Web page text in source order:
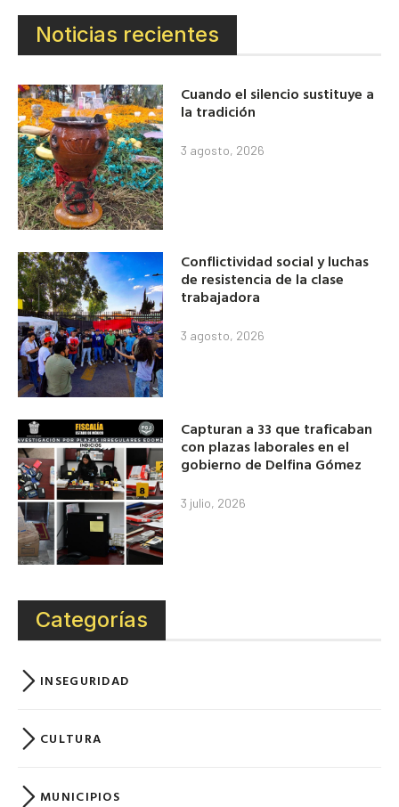
Noticias recientes
Cuando el silencio sustituye a
la tradición
3 agosto, 2026
Conflictividad social y luchas
de resistencia de la clase
trabajadora
3 agosto, 2026
Capturan a 33 que traficaban
con plazas laborales en el
gobierno de Delfina Gómez
3 julio, 2026
Categorías
INSEGURIDAD
CULTURA
MUNICIPIOS